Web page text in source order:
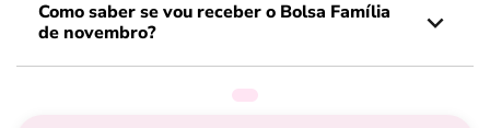
Como saber se vou receber o Bolsa Família
de novembro?